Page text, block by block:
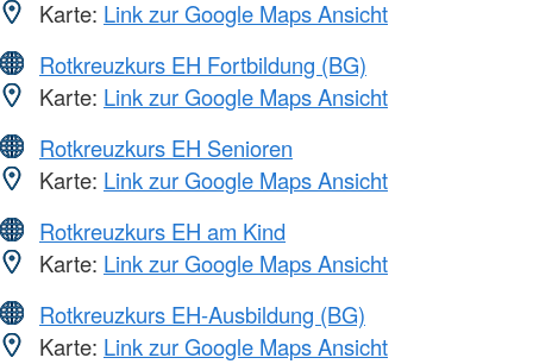
Karte: Link zur Google Maps Ansicht
Rotkreuzkurs EH Fortbildung (BG)
Karte: Link zur Google Maps Ansicht
Rotkreuzkurs EH Senioren
Karte: Link zur Google Maps Ansicht
Rotkreuzkurs EH am Kind
Karte: Link zur Google Maps Ansicht
Rotkreuzkurs EH-Ausbildung (BG)
Karte: Link zur Google Maps Ansicht